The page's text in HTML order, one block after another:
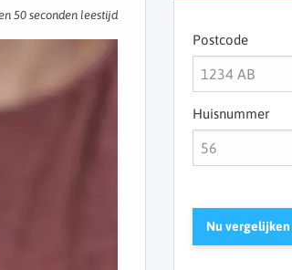
50 seconden leestijd
Postcode
Huisnummer
Nu vergelijken